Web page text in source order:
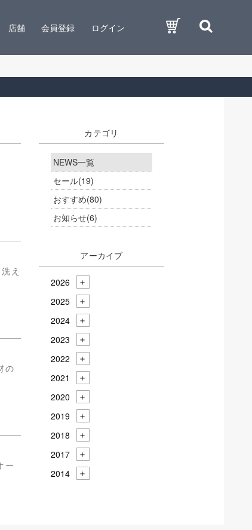
店舗 会員登録 ログイン
え
の
ー
カテゴリ
NEWS一覧
セール(19)
おすすめ(80)
お知らせ(6)
アーカイブ
2026
2025
2024
2023
2022
2021
2020
2019
2018
2017
2014